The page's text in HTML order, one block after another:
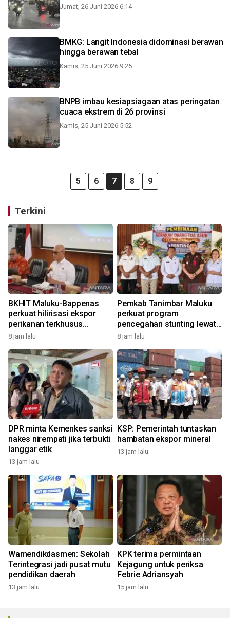
Jumat, 26 Juni 2026 6:14
BMKG: Langit Indonesia didominasi berawan
hingga berawan tebal
Kamis, 25 Juni 2026 9:25
BNPB imbau kesiapsiagaan atas peringatan
cuaca ekstrem di 26 provinsi
Kamis, 25 Juni 2026 5:52
5 6 7 8 9
Terkini
BKHIT Maluku-Bappenas
perkuat hilirisasi ekspor
perikanan terkhusus
komoditas TCT
8 jam lalu
Pemkab Tanimbar Maluku
perkuat program
pencegahan stunting lewat
Genting 2026
8 jam lalu
DPR minta Kemenkes sanksi
nakes nirempati jika terbukti
langgar etik
13 jam lalu
KSP: Pemerintah tuntaskan
hambatan ekspor mineral
13 jam lalu
Wamendikdasmen: Sekolah
Terintegrasi jadi pusat mutu
pendidikan daerah
13 jam lalu
KPK terima permintaan
Kejagung untuk periksa
Febrie Adriansyah
15 jam lalu